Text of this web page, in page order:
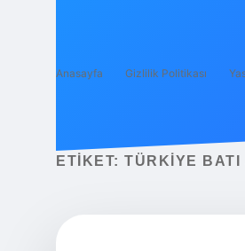
Anasayfa Gizlilik Politikası
ETIKET: TÜRKIYE BATI